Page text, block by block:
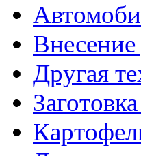
Другая